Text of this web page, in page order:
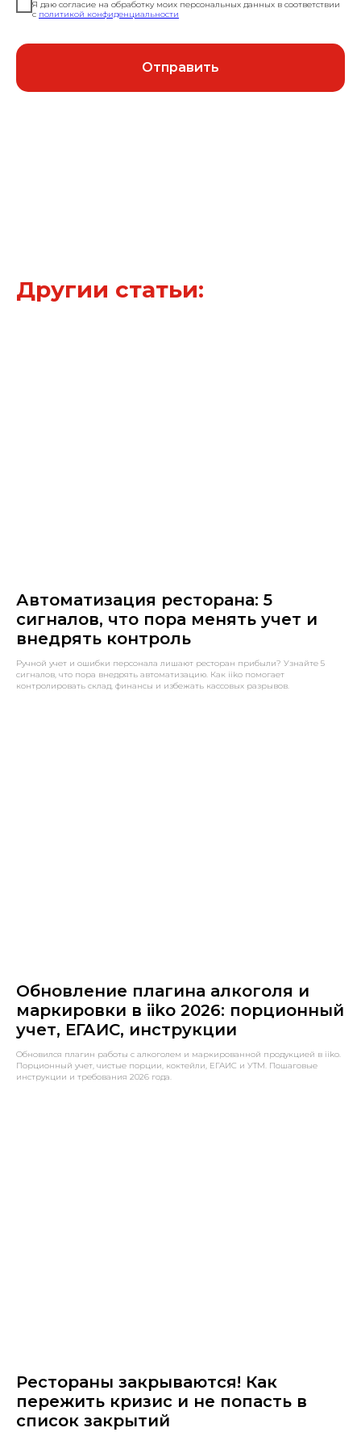
Я даю согласие на обработку моих персональных данных в соответствии
с политикой конфиденциальности
Отправить
Другии статьи:
Автоматизация ресторана: 5
сигналов, что пора менять учет и
внедрять контроль
Ручной учет и ошибки персонала лишают ресторан прибыли? Узнайте 5
сигналов, что пора внедрять автоматизацию. Как iiko помогает
контролировать склад, финансы и избежать кассовых разрывов.
Обновление плагина алкоголя и
маркировки в iiko 2026: порционный
учет, ЕГАИС, инструкции
Обновился плагин работы с алкоголем и маркированной продукцией в iiko.
Порционный учет, чистые порции, коктейли, ЕГАИС и УТМ. Пошаговые
инструкции и требования 2026 года.
Рестораны закрываются! Как
пережить кризис и не попасть в
список закрытий